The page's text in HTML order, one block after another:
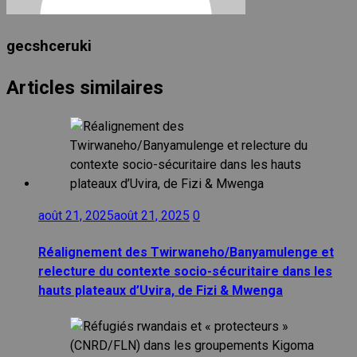
gecshceruki
Articles similaires
août 21, 2025août 21, 2025 0
Réalignement des Twirwaneho/Banyamulenge et
relecture du contexte socio-sécuritaire dans les
hauts plateaux d’Uvira, de Fizi & Mwenga